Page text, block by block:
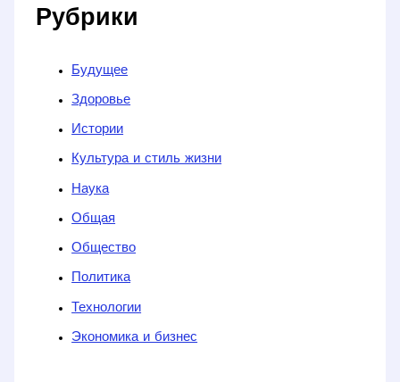
Рубрики
Будущее
Здоровье
Истории
Культура и стиль жизни
Наука
Общая
Общество
Политика
Технологии
Экономика и бизнес